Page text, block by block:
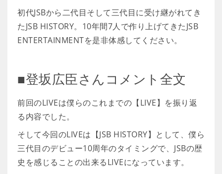
初代JSBから二代目そして三代目に受け継がれてき
たJSB HISTORY。10年間7人で作り上げてきたJSB
ENTERTAINMENTを是非体感してください。
■登坂広臣さんコメント全文
前回のLIVEは僕らのこれまでの【LIVE】を振り返
る内容でした。
そして今回のLIVEは【JSB HISTORY】として、僕ら
三代目のデビュー10周年のタイミングで、JSBの歴
史を感じることの出来るLIVEになっています。